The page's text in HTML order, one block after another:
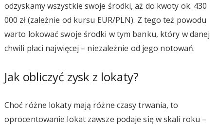
odzyskamy wszystkie swoje środki, aż do kwoty ok. 430
000 zł (zależnie od kursu EUR/PLN). Z tego też powodu
warto lokować swoje środki w tym banku, który w danej
chwili płaci najwięcej – niezależnie od jego notowań.
Jak obliczyć zysk z lokaty?
Choć różne lokaty mają różne czasy trwania, to
oprocentowanie lokat zawsze podaje się w skali roku –